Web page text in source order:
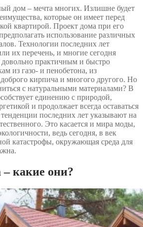
дом – мечта многих. Излишне будет
которые он имеет перед
квартирой. Проект дома при его
использование различных
Технологии последних лет
их перечень, и многие сегодня
практичным и быстро
из газо- и пенобетона, из
кирпича и многого другого. Но
с натуральными материалами? В
единению с природой,
и продолжает всегда оставаться
последних лет указывают на
Это касается и мира моды,
ведь сегодня, в век
катастрофы, окружающая среда для
– какие они?